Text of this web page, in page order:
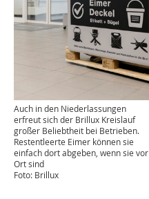
Auch in den Niederlassungen
erfreut sich der Brillux Kreislauf
großer Beliebtheit bei Betrieben.
Restentleerte Eimer können sie
einfach dort abgeben, wenn sie vor
Ort sind
Foto: Brillux